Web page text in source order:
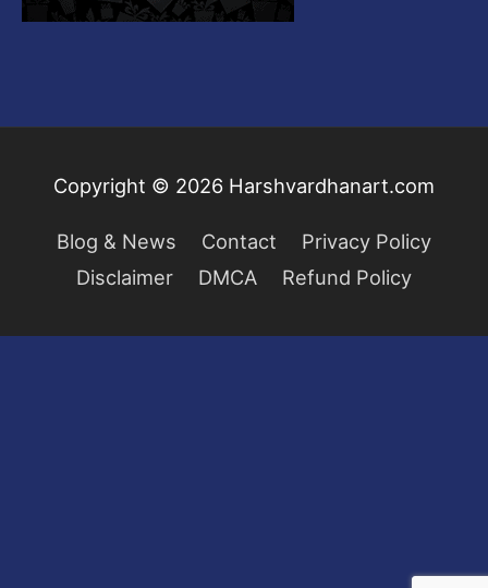
Copyright © 2026 Harshvardhanart.com
Blog & News Contact
Privacy Policy
Disclaimer
DMCA Refund Policy